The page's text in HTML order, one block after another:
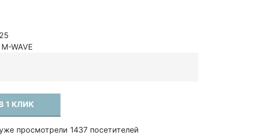
M-WAVE
1 КЛИК
просмотрели 1437 посетителей